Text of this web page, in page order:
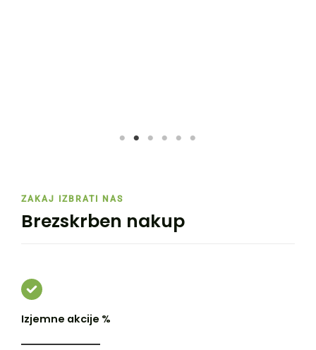
ZAKAJ IZBRATI NAS
Brezskrben nakup
Izjemne akcije %